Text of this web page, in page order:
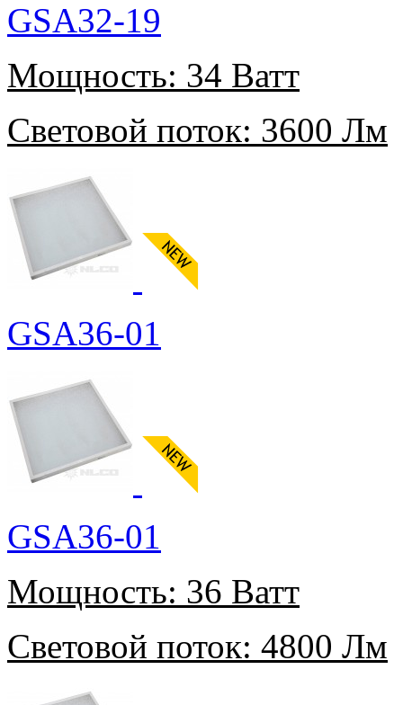
GSA32-19
Мощность: 34 Ватт
Световой поток: 3600 Лм
GSA36-01
GSA36-01
Мощность: 36 Ватт
Световой поток: 4800 Лм